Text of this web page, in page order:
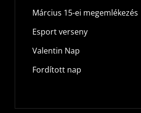
Március 15-ei megemlékezés
Esport verseny
Valentin Nap
Fordított nap